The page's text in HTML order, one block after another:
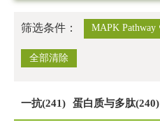
技术支持
筛选条件： MAPK Pathway
全部清除
一抗(241) 蛋白质与多肽(240)